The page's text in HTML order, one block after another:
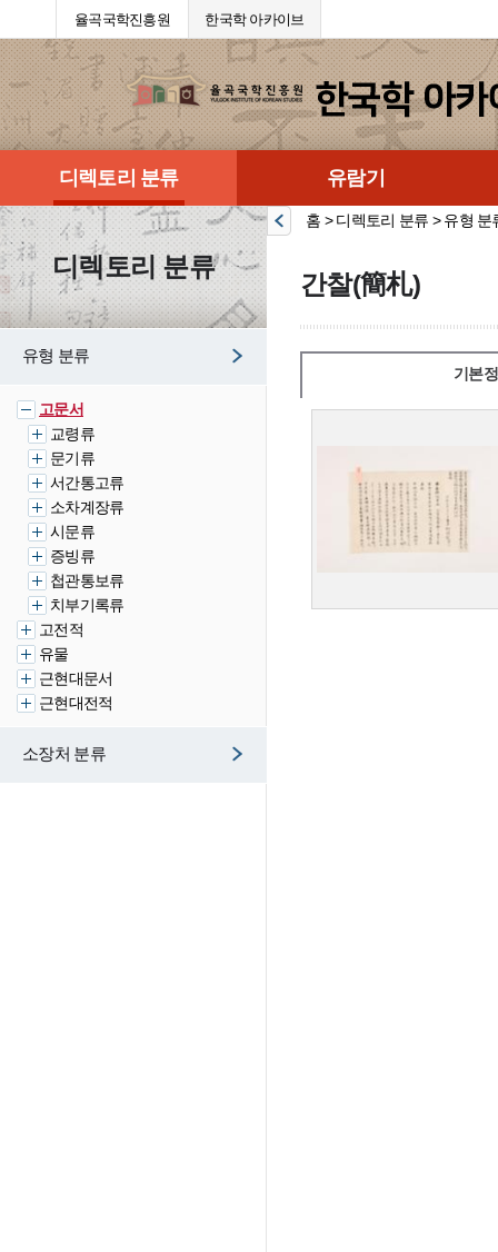
율곡국학진흥원 한국학 아카이브
디렉토리 분류 유람기
디렉토리 분류
유형 분류
고문서
교령류
문기류
서간통고류
소차계장류
시문류
증빙류
첩관통보류
치부기록류
고전적
유물
근현대문서
근현대전적
소장처 분류
홈 > 디렉토리 분류 > 유형 분
간찰(簡札)
기본